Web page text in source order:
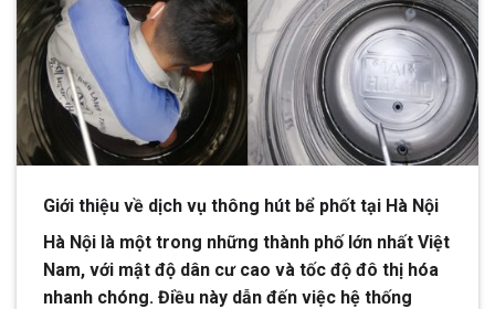
Giới thiệu về dịch vụ thông hút bể phốt tại Hà Nội
Hà Nội là một trong những thành phố lớn nhất Việt
Nam, với mật độ dân cư cao và tốc độ đô thị hóa
nhanh chóng. Điều này dẫn đến việc hệ thống